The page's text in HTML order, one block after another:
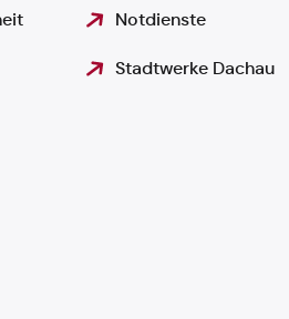
Notdienste
Stadtwerke Dachau